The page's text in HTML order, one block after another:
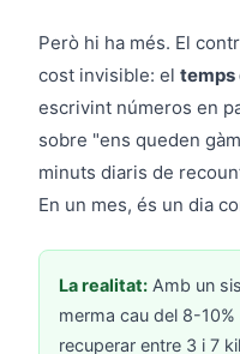
Però hi ha més. El
cost invisible: el temps
escrivint números en
sobre "ens queden
minuts diaris de
En un mes, és un dia
La realitat: Amb un
merma cau del 8-
recuperar entre 3 i 7